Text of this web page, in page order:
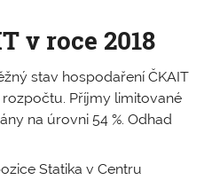
v roce 2018
stav hospodaření ČKAIT
Příjmy limitované
na úrovni 54 %. Odhad
Statika v Centru